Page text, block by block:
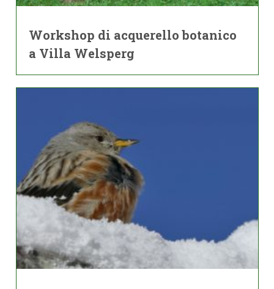
Workshop di acquerello botanico
a Villa Welsperg